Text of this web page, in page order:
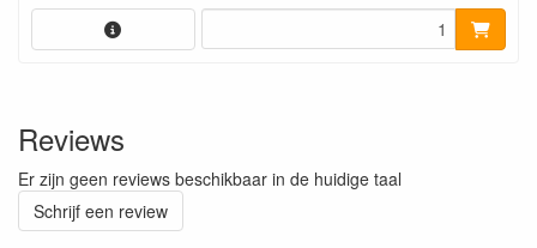
Reviews
Er zijn geen reviews beschikbaar in de huidige taal
Schrijf een review